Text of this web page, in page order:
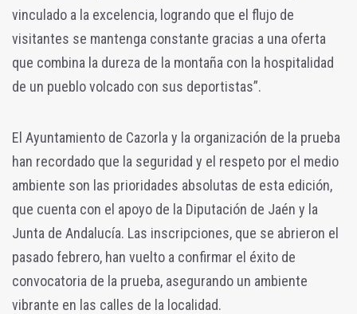
vinculado a la excelencia, logrando que el flujo de
visitantes se mantenga constante gracias a una oferta
que combina la dureza de la montaña con la hospitalidad
de un pueblo volcado con sus deportistas”.
El Ayuntamiento de Cazorla y la organización de la prueba
han recordado que la seguridad y el respeto por el medio
ambiente son las prioridades absolutas de esta edición,
que cuenta con el apoyo de la Diputación de Jaén y la
Junta de Andalucía. Las inscripciones, que se abrieron el
pasado febrero, han vuelto a confirmar el éxito de
convocatoria de la prueba, asegurando un ambiente
vibrante en las calles de la localidad.